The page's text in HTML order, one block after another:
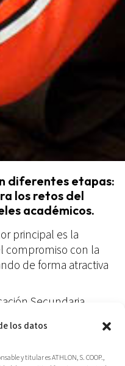
los datos
y titular es ATHLON, S. COOP.,
diferentes etapas:
los retos del
académicos.
principal es la
compromiso con la
de forma atractiva
Secundaria
y
Primaria y